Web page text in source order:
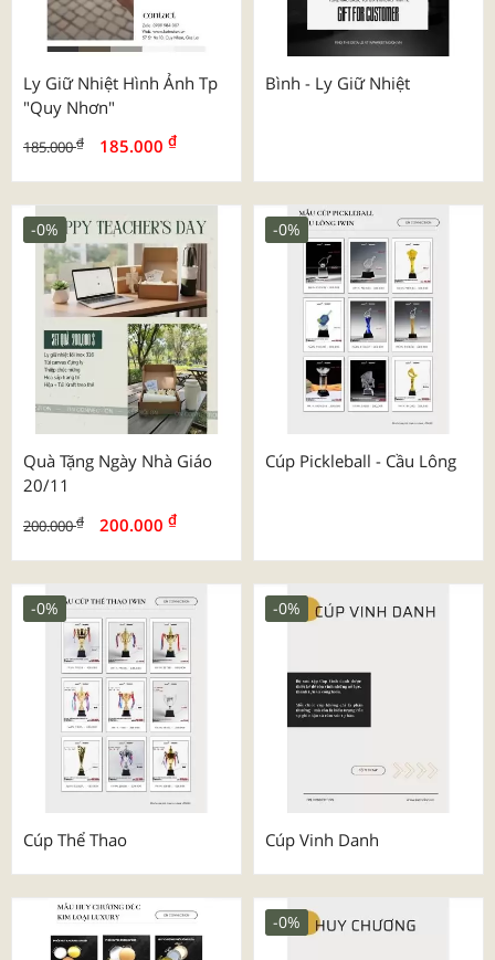
Ly Giữ Nhiệt Hình Ảnh Tp
"quy Nhơn"
185.000₫ 185.000 ₫
Bình - Ly Giữ Nhiệt
Quà Tặng Ngày Nhà Giáo
20/11
200.000₫ 200.000 ₫
-0%
Cúp Pickleball - Cầu Lông
-0%
Cúp Thể Thao
-0%
Cúp Vinh Danh
-0%
-0%